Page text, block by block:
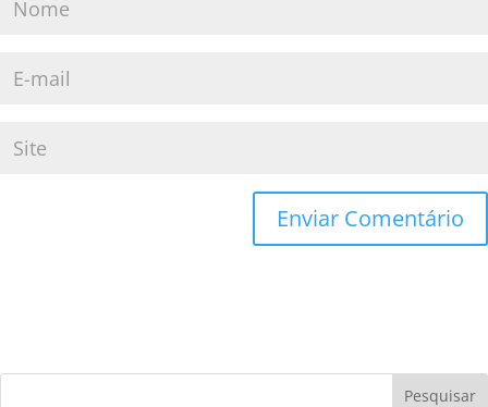
r
Pesquisar